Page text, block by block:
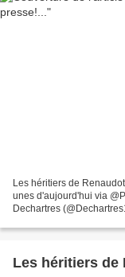
Les héritiers de
unes d'aujourd'hui via
Dechartres
Les héritiers de